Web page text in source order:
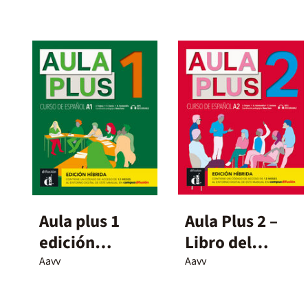
Aula plus 1
edición
híbrida
Aavv
Aula Plus 2 –
Libro del
alumno
Aavv